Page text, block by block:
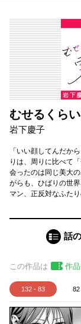
むせるくら
岩下慶子
「いい顔してんだか
りは、周りに比べて
会ったのは同じ美大
がらも、ひばりの世
マン、正反対なふた
話
この作品は 作
132 - 83 82